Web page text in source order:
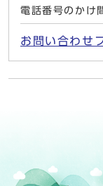
電話番号のかけ
お問い合わせ